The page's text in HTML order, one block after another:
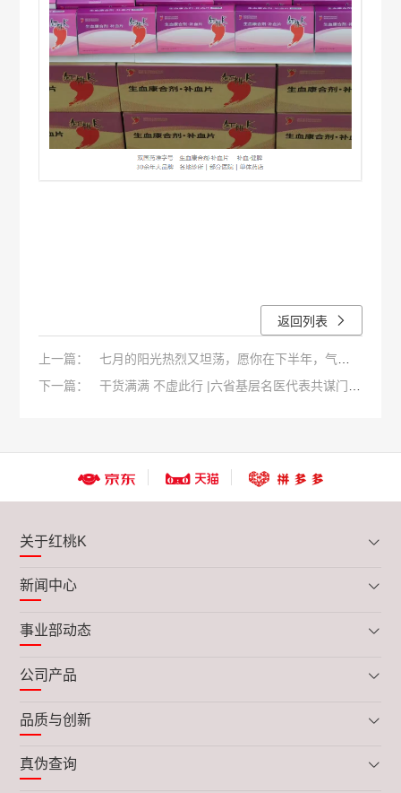
返回列表
上一篇：
七月的阳光热烈又坦荡，愿你在下半年，气血
满满，事事顺遂！
下一篇：
干货满满 不虚此行 |六省基层名医代表共谋门诊
关于红桃K
新闻中心
事业部动态
公司产品
品质与创新
真伪查询